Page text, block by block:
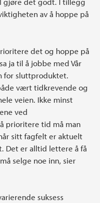
av å hoppe på
det og hoppe på
ja til å jobbe med Vår
for sluttproduktet.
vært tidkrevende og
veien. Ikke minst
ved
prioritere tid må man
sitt fagfelt er aktuelt
Det er alltid lettere å få
selge noe inn, sier
suksess